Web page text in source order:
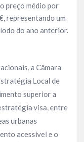
preço médio por
representando um
do ano anterior.
a Câmara
Local de
superior a
visa, entre
urbanas
acessível e o